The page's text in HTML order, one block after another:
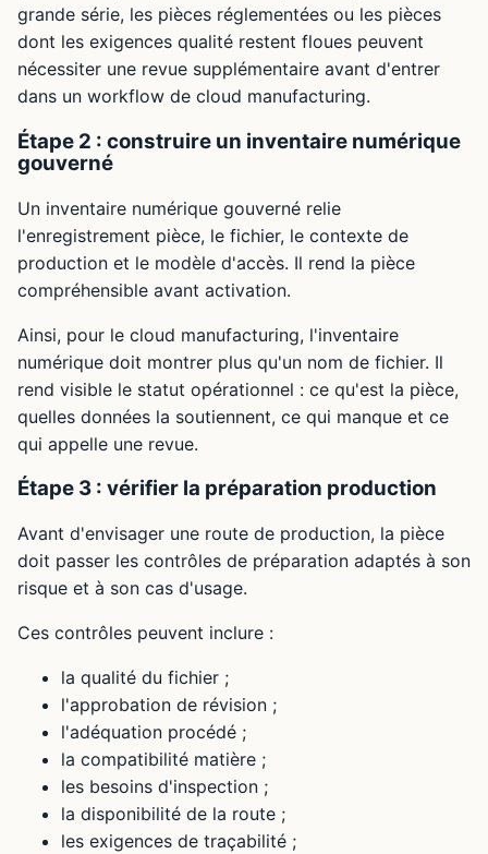
grande série, les pièces réglementées ou les pièces
dont les exigences qualité restent floues peuvent
nécessiter une revue supplémentaire avant d'entrer
dans un workflow de cloud manufacturing.
Étape 2 : construire un inventaire numérique
gouverné
Un inventaire numérique gouverné relie
l'enregistrement pièce, le fichier, le contexte de
production et le modèle d'accès. Il rend la pièce
compréhensible avant activation.
Ainsi, pour le cloud manufacturing, l'inventaire
numérique doit montrer plus qu'un nom de fichier. Il
rend visible le statut opérationnel : ce qu'est la pièce,
quelles données la soutiennent, ce qui manque et ce
qui appelle une revue.
Étape 3 : vérifier la préparation production
Avant d'envisager une route de production, la pièce
doit passer les contrôles de préparation adaptés à son
risque et à son cas d'usage.
Ces contrôles peuvent inclure :
la qualité du fichier ;
l'approbation de révision ;
l'adéquation procédé ;
la compatibilité matière ;
les besoins d'inspection ;
la disponibilité de la route ;
les exigences de traçabilité ;